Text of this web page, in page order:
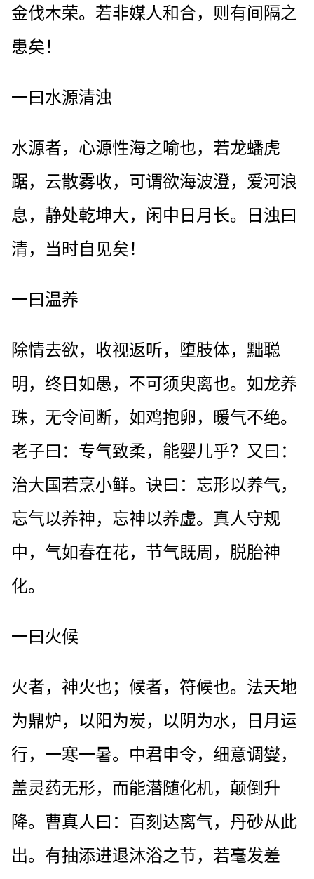
金伐木荣。若非媒人和合，则有间隔之
患矣！
一曰水源清浊
水源者，心源性海之喻也，若龙蟠虎
踞，云散雾收，可谓欲海波澄，爱河浪
息，静处乾坤大，闲中日月长。日浊曰
清，当时自见矣！
一曰温养
除情去欲，收视返听，堕肢体，黜聪
明，终日如愚，不可须臾离也。如龙养
珠，无令间断，如鸡抱卵，暖气不绝。
老子曰：专气致柔，能婴儿乎？又曰：
治大国若烹小鲜。诀曰：忘形以养气，
忘气以养神，忘神以养虚。真人守规
中，气如春在花，节气既周，脱胎神
化。
一曰火候
火者，神火也；候者，符候也。法天地
为鼎炉，以阳为炭，以阴为水，日月运
行，一寒一暑。中君申令，细意调燮，
盖灵药无形，而能潜随化机，颠倒升
降。曹真人曰：百刻达离气，丹砂从此
出。有抽添进退沐浴之节，若毫发差